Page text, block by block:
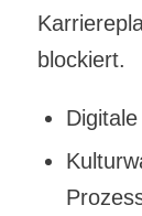
blockiert.